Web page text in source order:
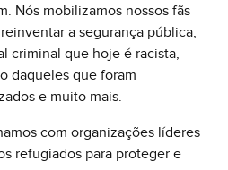
Nós mobilizamos nossos fãs
a segurança pública,
criminal que hoje é racista,
daqueles que foram
e muito mais.
com organizações líderes
refugiados para proteger e